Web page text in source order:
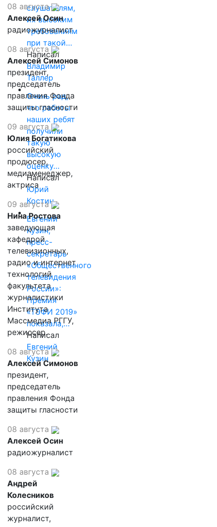
слушателям,
их высоким
требованиям
при такой…
Написал
Владимир
Таллер
Очень рад,
что работы
наших ребят
получили
такую
высокую
оценку…
Написал
Юрий
Костин
Евгений
Кузин,
пресс-
секретарь
«Общественного
телевидения
России»:
Премия
«ТЭФИ 2019»
показала,…
Написал
Евгений
Кузин
08 августа
Алексей Осин
радиожурналист
08 августа
Алексей Симонов
президент,
председатель
правления Фонда
защиты гласности
09 августа
Юлия Богатикова
российский
продюсер,
медиаменеджер,
актриса
09 августа
Нина Ростова
заведующая
кафедрой
телевизионных,
радио и интернет
технологий
факультета
журналистики
Института
Массмедиа РГГУ,
режиссер.
08 августа
Алексей Симонов
президент,
председатель
правления Фонда
защиты гласности
08 августа
Алексей Осин
радиожурналист
08 августа
Андрей
Колесников
российский
журналист,